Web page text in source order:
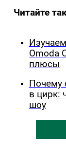
Читайте
Omoda
плюсы
Почему
в цирк:
шоу